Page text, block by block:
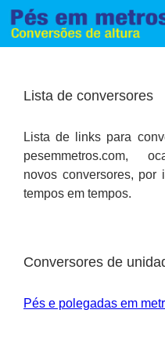
Lista de conversores
Lista de links para
pesemmetros.com,
novos conversores,
tempos em tempos.
Conversores de
Pés e polegadas em